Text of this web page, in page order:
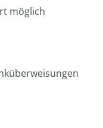
möglich